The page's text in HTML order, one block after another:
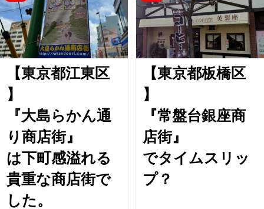
【東京都江東区
】
『大島らかん通
り商店街』
は下町感溢れる
貴重な商店街で
した。
【東京都板橋区
】
『常盤台銀座商
店街』
でタイムスリッ
プ？